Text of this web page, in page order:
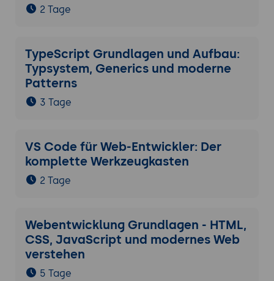
2 Tage
TypeScript Grundlagen und Aufbau:
Typsystem, Generics und moderne
Patterns
3 Tage
VS Code für Web-Entwickler: Der
komplette Werkzeugkasten
2 Tage
Webentwicklung Grundlagen - HTML,
CSS, JavaScript und modernes Web
verstehen
5 Tage